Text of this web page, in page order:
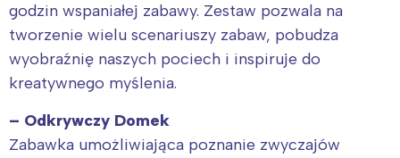
godzin wspaniałej zabawy. Zestaw pozwala na
tworzenie wielu scenariuszy zabaw, pobudza
wyobraźnię naszych pociech i inspiruje do
kreatywnego myślenia.
– Odkrywczy Domek
Zabawka umożliwiająca poznanie zwyczajów